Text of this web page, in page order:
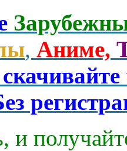
, Аниме,
скачивайте
и